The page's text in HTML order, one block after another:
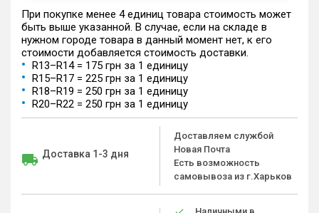
При покупке менее 4 единиц товара стоимость может
быть выше указанной. В случае, если на складе в
нужном городе товара в данный момент нет, к его
стоимости добавляется стоимость доставки.
R13–R14 = 175 грн за 1 единицу
R15–R17 = 225 грн за 1 единицу
R18–R19 = 250 грн за 1 единицу
R20–R22 = 250 грн за 1 единицу
Доставка 1-3 дня
Доставляем службой
Новая Почта
Есть возможность
самовывоза из г.Харьков